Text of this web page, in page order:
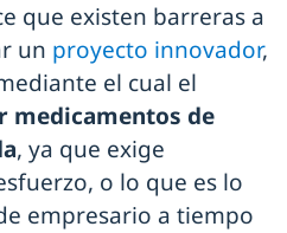
que existen barreras a
un proyecto innovador,
el cual el
medicamentos de
, ya que exige
o lo que es lo
empresario a tiempo